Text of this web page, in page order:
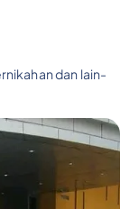
dan lain-